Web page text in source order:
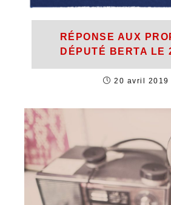
RÉPONSE AUX
DÉPUTÉ BERTA LE
20 avril 2019